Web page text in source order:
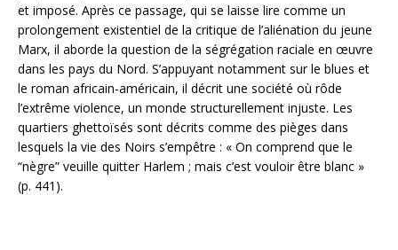
et imposé. Après ce passage, qui se laisse lire comme un
prolongement existentiel de la critique de l’aliénation du jeune
Marx, il aborde la question de la ségrégation raciale en œuvre
dans les pays du Nord. S’appuyant notamment sur le blues et
le roman africain-américain, il décrit une société où rôde
l’extrême violence, un monde structurellement injuste. Les
quartiers ghettoïsés sont décrits comme des pièges dans
lesquels la vie des Noirs s’empêtre : « On comprend que le
“nègre” veuille quitter Harlem ; mais c’est vouloir être blanc »
(p. 441).